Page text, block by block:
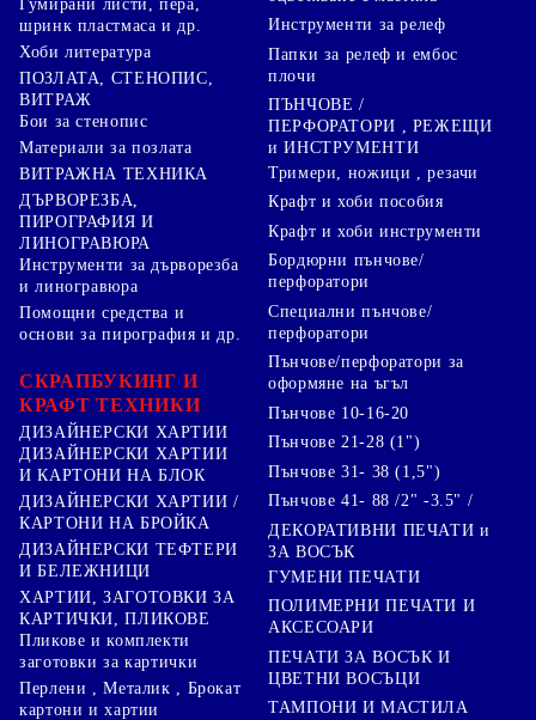
Гумирани листи, пера,
шринк пластмаса и др.
Хоби литература
ПОЗЛАТА, СТЕНОПИС,
ВИТРАЖ
Бои за стенопис
Материали за позлата
ВИТРАЖНА ТЕХНИКА
ДЪРВОРЕЗБА,
ПИРОГРАФИЯ И
ЛИНОГРАВЮРА
Инструменти за дърворезба
и линогравюра
Помощни средства и
основи за пирография и др.
СКРАПБУКИНГ И
КРАФТ ТЕХНИКИ
ДИЗАЙНЕРСКИ ХАРТИИ
ДИЗАЙНЕРСКИ ХАРТИИ
И КАРТОНИ НА БЛОК
ДИЗАЙНЕРСКИ ХАРТИИ /
КАРТОНИ НА БРОЙКА
ДИЗАЙНЕРСКИ ТЕФТЕРИ
И БЕЛЕЖНИЦИ
ХАРТИИ, ЗАГОТОВКИ ЗА
КАРТИЧКИ, ПЛИКОВЕ
Пликове и комплекти
заготовки за картички
Перлени , Металик , Брокат
картони и хартии
Инструменти за релеф
Папки за релеф и ембос
плочи
ПЪНЧОВЕ /
ПЕРФОРАТОРИ , РЕЖЕЩИ
и ИНСТРУМЕНТИ
Тримери, ножици , резачи
Крафт и хоби пособия
Крафт и хоби инструменти
Бордюрни пънчове/
перфоратори
Специални пънчове/
перфоратори
Пънчове/перфоратори за
оформяне на ъгъл
Пънчове 10-16-20
Пънчове 21-28 (1")
Пънчове 31- 38 (1,5")
Пънчове 41- 88 /2" -3.5" /
ДЕКОРАТИВНИ ПЕЧАТИ и
ЗА ВОСЪК
ГУМЕНИ ПЕЧАТИ
ПОЛИМЕРНИ ПЕЧАТИ И
АКСЕСОАРИ
ПЕЧАТИ ЗА ВОСЪК И
ЦВЕТНИ ВОСЪЦИ
ТАМПОНИ И МАСТИЛА